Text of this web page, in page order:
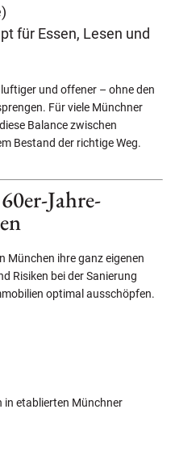
für Essen, Lesen und
und offener – ohne den
Für viele Münchner
Balance zwischen
Bestand der richtige Weg.
Jahre-
München ihre ganz eigenen
Risiken bei der Sanierung
optimal ausschöpfen.
in etablierten Münchner